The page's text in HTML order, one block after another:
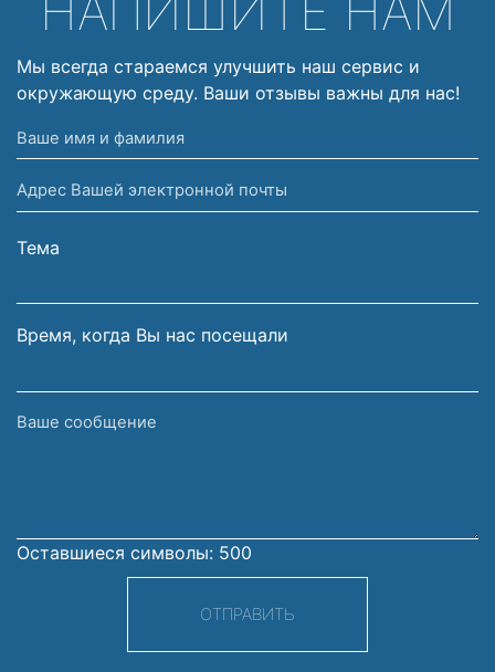
Мы всегда стараемся улучшить наш сервис и
окружающую среду. Ваши отзывы важны для нас!
Ваше
имя
и
фамилия
Адрес
Вашей
электронной
Тема
Время, когда Вы нас посещали
Ваше
Оставшиеся символы: 500
ОТПРАВИТЬ